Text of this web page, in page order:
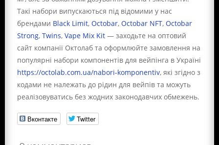
Такі набори випускаються під відомими у нас
брендами Black Limit,Octobar,Octobar NFT,Octobar
Strong,Twins,Vape Mix Kit —заходьте на оптовий
сайт компанії Октолаб та оформлюйте замовлення на
популярні набори компонентів для вейпінга в Україні
https://octolab.com.ua/nabori-komponentiv, які згідно з
кодами не належать до рідин для вейпів та можуть
реалізовуватись без жодних законодавчих обмежень.
Вконтакте Twitter